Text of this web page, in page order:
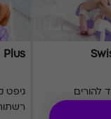
להורים
Plus